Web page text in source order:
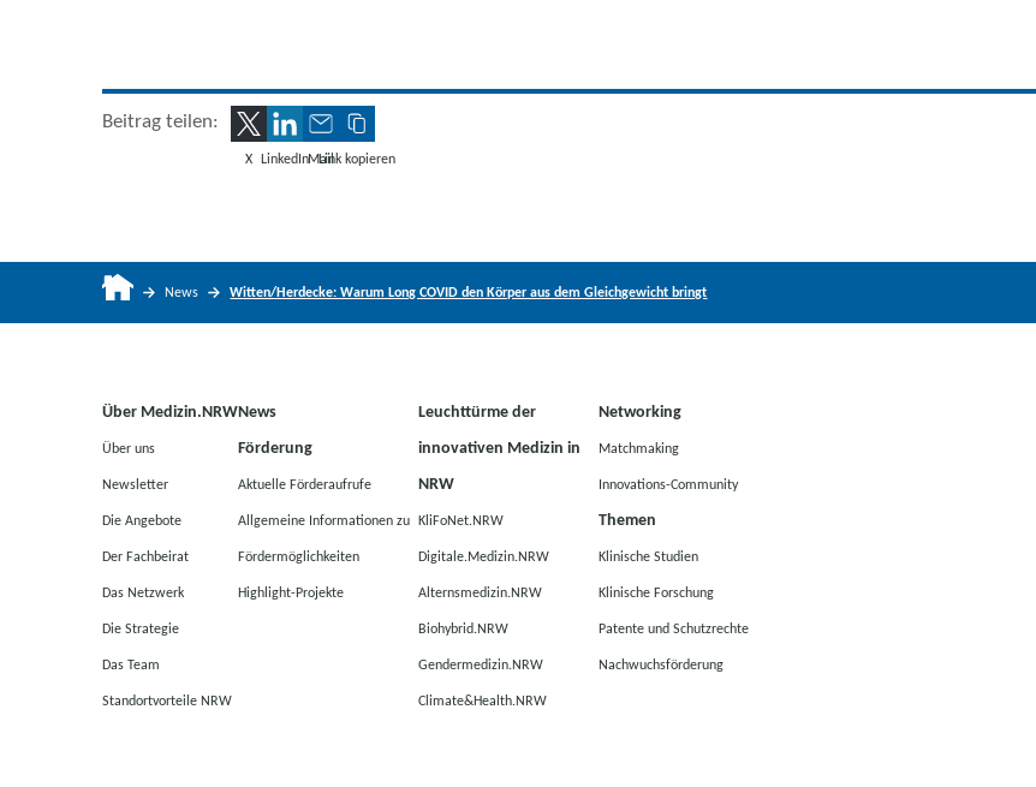
Beitrag teilen:
X LinkedInMailLink kopieren
News Witten/Herdecke: Warum Long COVID den Körper aus dem Gleichgewicht bringt
Über Medizin.NRW
Über uns
Newsletter
Die Angebote
Der Fachbeirat
Das Netzwerk
Die Strategie
Das Team
Standortvorteile NRW
News
Förderung
Aktuelle Förderaufrufe
Allgemeine Informationen zu
Fördermöglichkeiten
Highlight-Projekte
Leuchttürme der
innovativen Medizin in
NRW
KliFoNet.NRW
Digitale.Medizin.NRW
Alternsmedizin.NRW
Biohybrid.NRW
Gendermedizin.NRW
Climate&Health.NRW
Networking
Matchmaking
Innovations-Community
Themen
Klinische Studien
Klinische Forschung
Patente und Schutzrechte
Nachwuchsförderung